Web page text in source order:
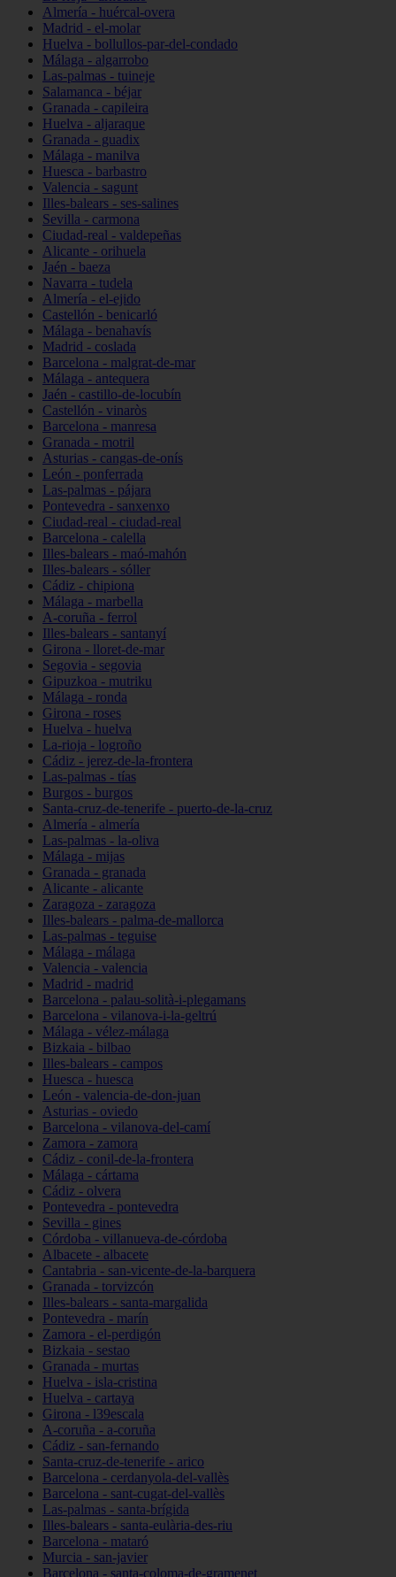
Almería - huércal-overa
Madrid - el-molar
Huelva - bollullos-par-del-condado
Málaga - algarrobo
Las-palmas - tuineje
Salamanca - béjar
Granada - capileira
Huelva - aljaraque
Granada - guadix
Málaga - manilva
Huesca - barbastro
Valencia - sagunt
Illes-balears - ses-salines
Sevilla - carmona
Ciudad-real - valdepeñas
Alicante - orihuela
Jaén - baeza
Navarra - tudela
Almería - el-ejido
Castellón - benicarló
Málaga - benahavís
Madrid - coslada
Barcelona - malgrat-de-mar
Málaga - antequera
Jaén - castillo-de-locubín
Castellón - vinaròs
Barcelona - manresa
Granada - motril
Asturias - cangas-de-onís
León - ponferrada
Las-palmas - pájara
Pontevedra - sanxenxo
Ciudad-real - ciudad-real
Barcelona - calella
Illes-balears - maó-mahón
Illes-balears - sóller
Cádiz - chipiona
Málaga - marbella
A-coruña - ferrol
Illes-balears - santanyí
Girona - lloret-de-mar
Segovia - segovia
Gipuzkoa - mutriku
Málaga - ronda
Girona - roses
Huelva - huelva
La-rioja - logroño
Cádiz - jerez-de-la-frontera
Las-palmas - tías
Burgos - burgos
Santa-cruz-de-tenerife - puerto-de-la-cruz
Almería - almería
Las-palmas - la-oliva
Málaga - mijas
Granada - granada
Alicante - alicante
Zaragoza - zaragoza
Illes-balears - palma-de-mallorca
Las-palmas - teguise
Málaga - málaga
Valencia - valencia
Madrid - madrid
Barcelona - palau-solità-i-plegamans
Barcelona - vilanova-i-la-geltrú
Málaga - vélez-málaga
Bizkaia - bilbao
Illes-balears - campos
Huesca - huesca
León - valencia-de-don-juan
Asturias - oviedo
Barcelona - vilanova-del-camí
Zamora - zamora
Cádiz - conil-de-la-frontera
Málaga - cártama
Cádiz - olvera
Pontevedra - pontevedra
Sevilla - gines
Córdoba - villanueva-de-córdoba
Albacete - albacete
Cantabria - san-vicente-de-la-barquera
Granada - torvizcón
Illes-balears - santa-margalida
Pontevedra - marín
Zamora - el-perdigón
Bizkaia - sestao
Granada - murtas
Huelva - isla-cristina
Huelva - cartaya
Girona - l39escala
A-coruña - a-coruña
Cádiz - san-fernando
Santa-cruz-de-tenerife - arico
Barcelona - cerdanyola-del-vallès
Barcelona - sant-cugat-del-vallès
Las-palmas - santa-brígida
Illes-balears - santa-eulària-des-riu
Barcelona - mataró
Murcia - san-javier
Barcelona - santa-coloma-de-gramenet